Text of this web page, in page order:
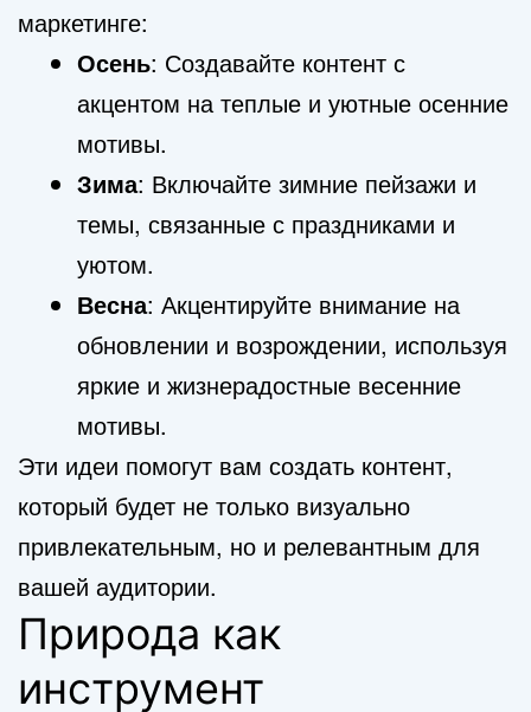
маркетинге:
Осень: Создавайте контент с
акцентом на теплые и уютные осенние
мотивы.
Зима: Включайте зимние пейзажи и
темы, связанные с праздниками и
уютом.
Весна: Акцентируйте внимание на
обновлении и возрождении, используя
яркие и жизнерадостные весенние
мотивы.
Эти идеи помогут вам создать контент,
который будет не только визуально
привлекательным, но и релевантным для
вашей аудитории.
Природа как
инструмент